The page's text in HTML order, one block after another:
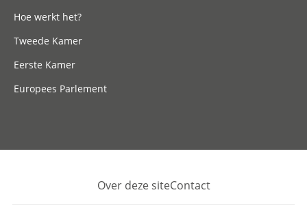
Hoe werkt het?
Tweede Kamer
Eerste Kamer
Europees Parlement
Footer
Over deze siteContact